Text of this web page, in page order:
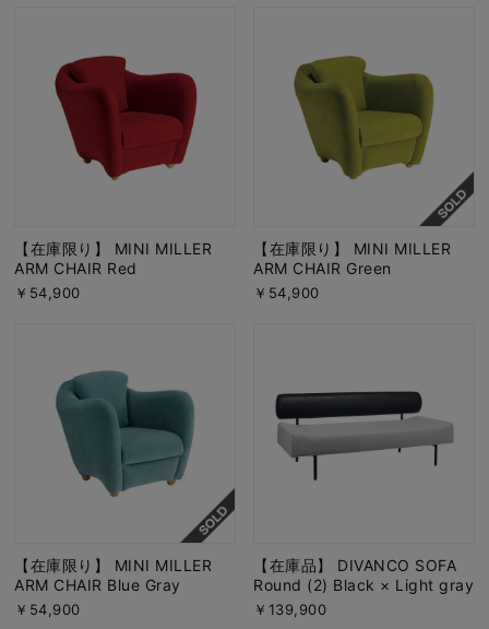
【在庫限り】 MINI MILLER
ARM CHAIR Red
￥54,900
【在庫限り】 MINI MILLER
ARM CHAIR Green
￥54,900
【在庫限り】 MINI MILLER
ARM CHAIR Blue Gray
￥54,900
【在庫品】 DIVANCO SOFA
Round (2) Black × Light gray
￥139,900